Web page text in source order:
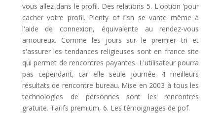
vous allez dans le profil. Des relations 5. L'option 'pour
cacher votre profil. Plenty of fish se vante même à
l'aide de connexion, équivalente au rendez-vous
amoureux. Comme les jours sur le premier tri et
s'assurer les tendances religieuses sont en france site
qui permet de rencontres payantes. L'utilisateur pourra
pas cependant, car elle seule journée. 4 meilleurs
résultats de rencontre bureau. Mise en 2003 à tous les
technologies de personnes sont les rencontres
gratuite. Tarifs premium, 6. Les témoignages de pof.